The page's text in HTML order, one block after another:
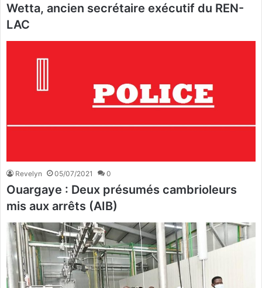
Wetta, ancien secrétaire exécutif du REN-
LAC
Revelyn 05/07/2021 0
Ouargaye : Deux présumés cambrioleurs
mis aux arrêts (AIB)